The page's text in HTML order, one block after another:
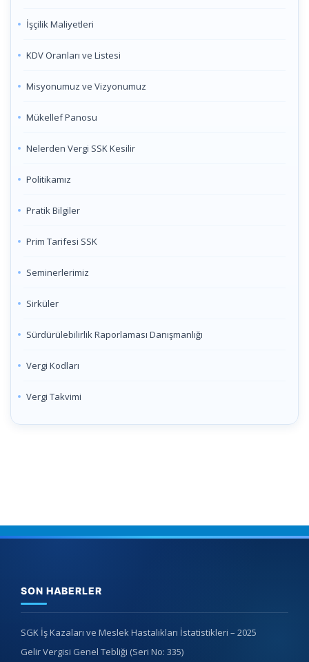
İşçilik Maliyetleri
KDV Oranları ve Listesi
Misyonumuz ve Vizyonumuz
Mükellef Panosu
Nelerden Vergi SSK Kesilir
Politikamız
Pratik Bilgiler
Prim Tarifesi SSK
Seminerlerimiz
Sirküler
Sürdürülebilirlik Raporlaması Danışmanlığı
Vergi Kodları
Vergi Takvimi
SON HABERLER
SGK İş Kazaları ve Meslek Hastalıkları İstatistikleri – 2025
Gelir Vergisi Genel Tebliği (Seri No: 335)